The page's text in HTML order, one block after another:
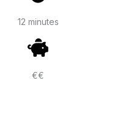
12 minutes
€€